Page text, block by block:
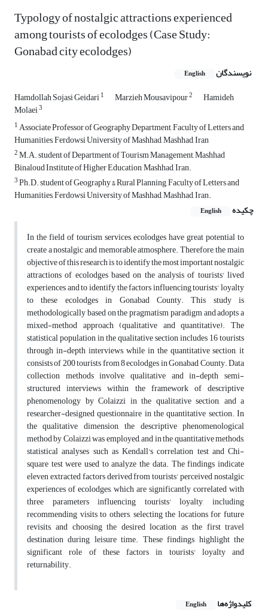
Typology of nostalgic attractions experienced
among tourists of ecolodges (Case Study:
Gonabad city ecolodges)
نویسندگان English
Hamdollah Sojasi Geidari1 Marzieh Mousavipour2 Hamideh
Molaei3
1Associate Professor of Geography Department, Faculty of Letters and
Humanities, Ferdowsi University of Mashhad, Mashhad, Iran
2M.A. student of Department of Tourism Management, Mashhad
Binaloud Institute of Higher Education, Mashhad, Iran.
3Ph.D. student of Geography & Rural Planning, Faculty of Letters and
Humanities, Ferdowsi University of Mashhad, Mashhad, Iran.
چکیده
English
In the field of tourism services,ecolodgeshave great potential to
create a nostalgic and memorable atmosphere. Therefore, the main
objective of this research is to identify the most important nostalgic
attractions of ecolodges based on the analysis of tourists' lived
experiences and to identify the factors influencing tourists' loyalty
to these ecolodges in Gonabad County. This study is
methodologically based on the pragmatism paradigm and adopts a
mixed-method approach (qualitative and quantitative). The
statistical population in the qualitative section includes 16 tourists
through in-depth interviews, while in the quantitative section, it
consists of 200 tourists from 8 ecolodges in Gonabad County. Data
collection methods involve qualitative and in-depth semi-
structured interviews within the framework of descriptive
phenomenology by Colaizzi in the qualitative section, and a
researcher-designed questionnaire in the quantitative section. In
the qualitative dimension, the descriptive phenomenological
method by Colaizzi was employed, and in the quantitative methods,
statistical analyses such as Kendall's correlation test and Chi-
square test were used to analyze the data. The findings indicate
eleven extracted factors derived from tourists'perceived nostalgic
experiences of ecolodges, which are significantly correlated with
three parameters influencing tourists' loyalty, including
recommending visits to others, selecting the locations for future
revisits, and choosing the desired location as the first travel
destination during leisure time. These findings highlight the
significant role of these factors in tourists' loyalty and
returnability.
کلیدواژه‌ها English